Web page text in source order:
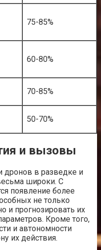
75-85%
60-80%
70-85%
50-70%
и вызовы
в разведке и
широки. С
появление более
не только
и прогнозировать их
Кроме того,
и автономности
их действия.